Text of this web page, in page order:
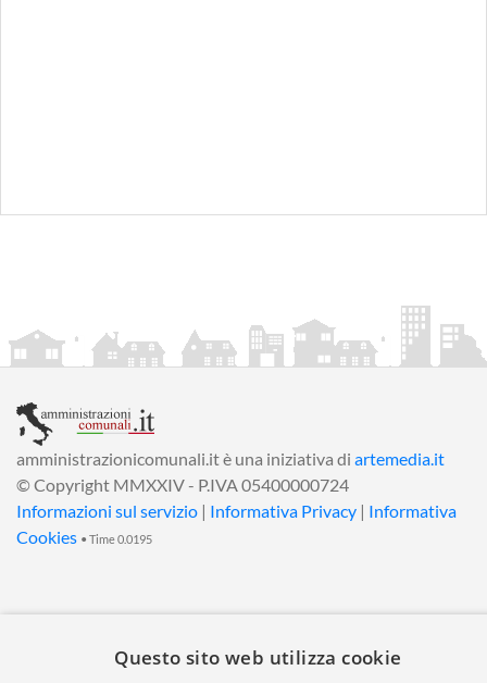
amministrazionicomunali.it è una iniziativa di artemedia.it
© Copyright MMXXIV - P.IVA 05400000724
Informazioni sul servizio | Informativa Privacy | Informativa
Cookies • Time 0.0195
Questo sito web utilizza cookie